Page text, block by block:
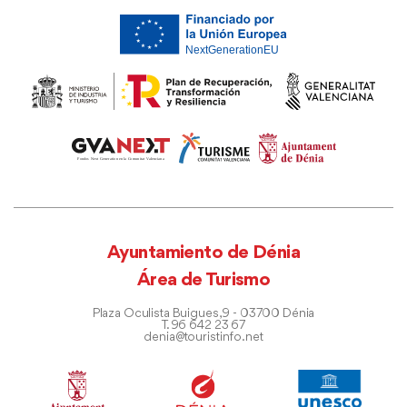
Ayuntamiento de Dénia
Área de Turismo
Plaza Oculista Buigues, 9 - 03700 Dénia
T. 96 642 23 67
denia@touristinfo.net